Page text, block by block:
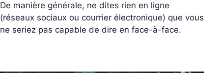
De manière générale, ne dites rien en ligne
(réseaux sociaux ou courrier électronique) que vous
ne seriez pas capable de dire en face-à-face.